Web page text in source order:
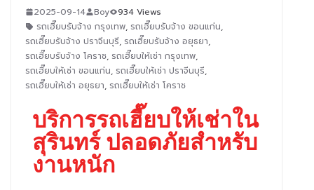
2025-09-14 Boy
934 Views
รถเฮี๊ยบรับจ้าง กรุงเทพ รถเฮี๊ยบรับจ้าง ขอนแก่น
รถเฮี๊ยบรับจ้าง ปราจีนบุรี รถเฮี๊ยบรับจ้าง อยุธยา
รถเฮี๊ยบรับจ้าง โคราช รถเฮี๊ยบให้เช่า กรุงเทพ
รถเฮี๊ยบให้เช่า ขอนแก่น รถเฮี๊ยบให้เช่า ปราจีนบุรี
รถเฮี๊ยบให้เช่า อยุธยา รถเฮี๊ยบให้เช่า โคราช
บริการรถเฮี๊ยบให้เช่าใน
สุรินทร์ ปลอดภัยสำหรับ
งานหนัก